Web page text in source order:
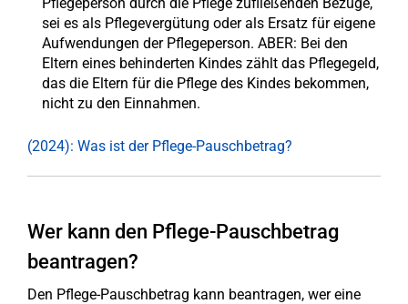
sei es als Pflegevergütung oder als Ersatz für eigene
Aufwendungen der Pflegeperson. ABER: Bei den
Eltern eines behinderten Kindes zählt das Pflegegeld,
das die Eltern für die Pflege des Kindes bekommen,
nicht zu den Einnahmen.
(2024): Was ist der Pflege-Pauschbetrag?
Wer kann den Pflege-Pauschbetrag
beantragen?
Den Pflege-Pauschbetrag kann beantragen, wer eine